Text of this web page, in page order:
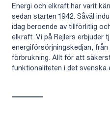
Energi och elkraft har varit
sedan starten 1942. Såväl
idag beroende av tillförlitlig
elkraft. Vi på Rejlers erbjuder
energiförsörjningskedjan,
förbrukning. Allt för att
funktionaliteten i det svenska